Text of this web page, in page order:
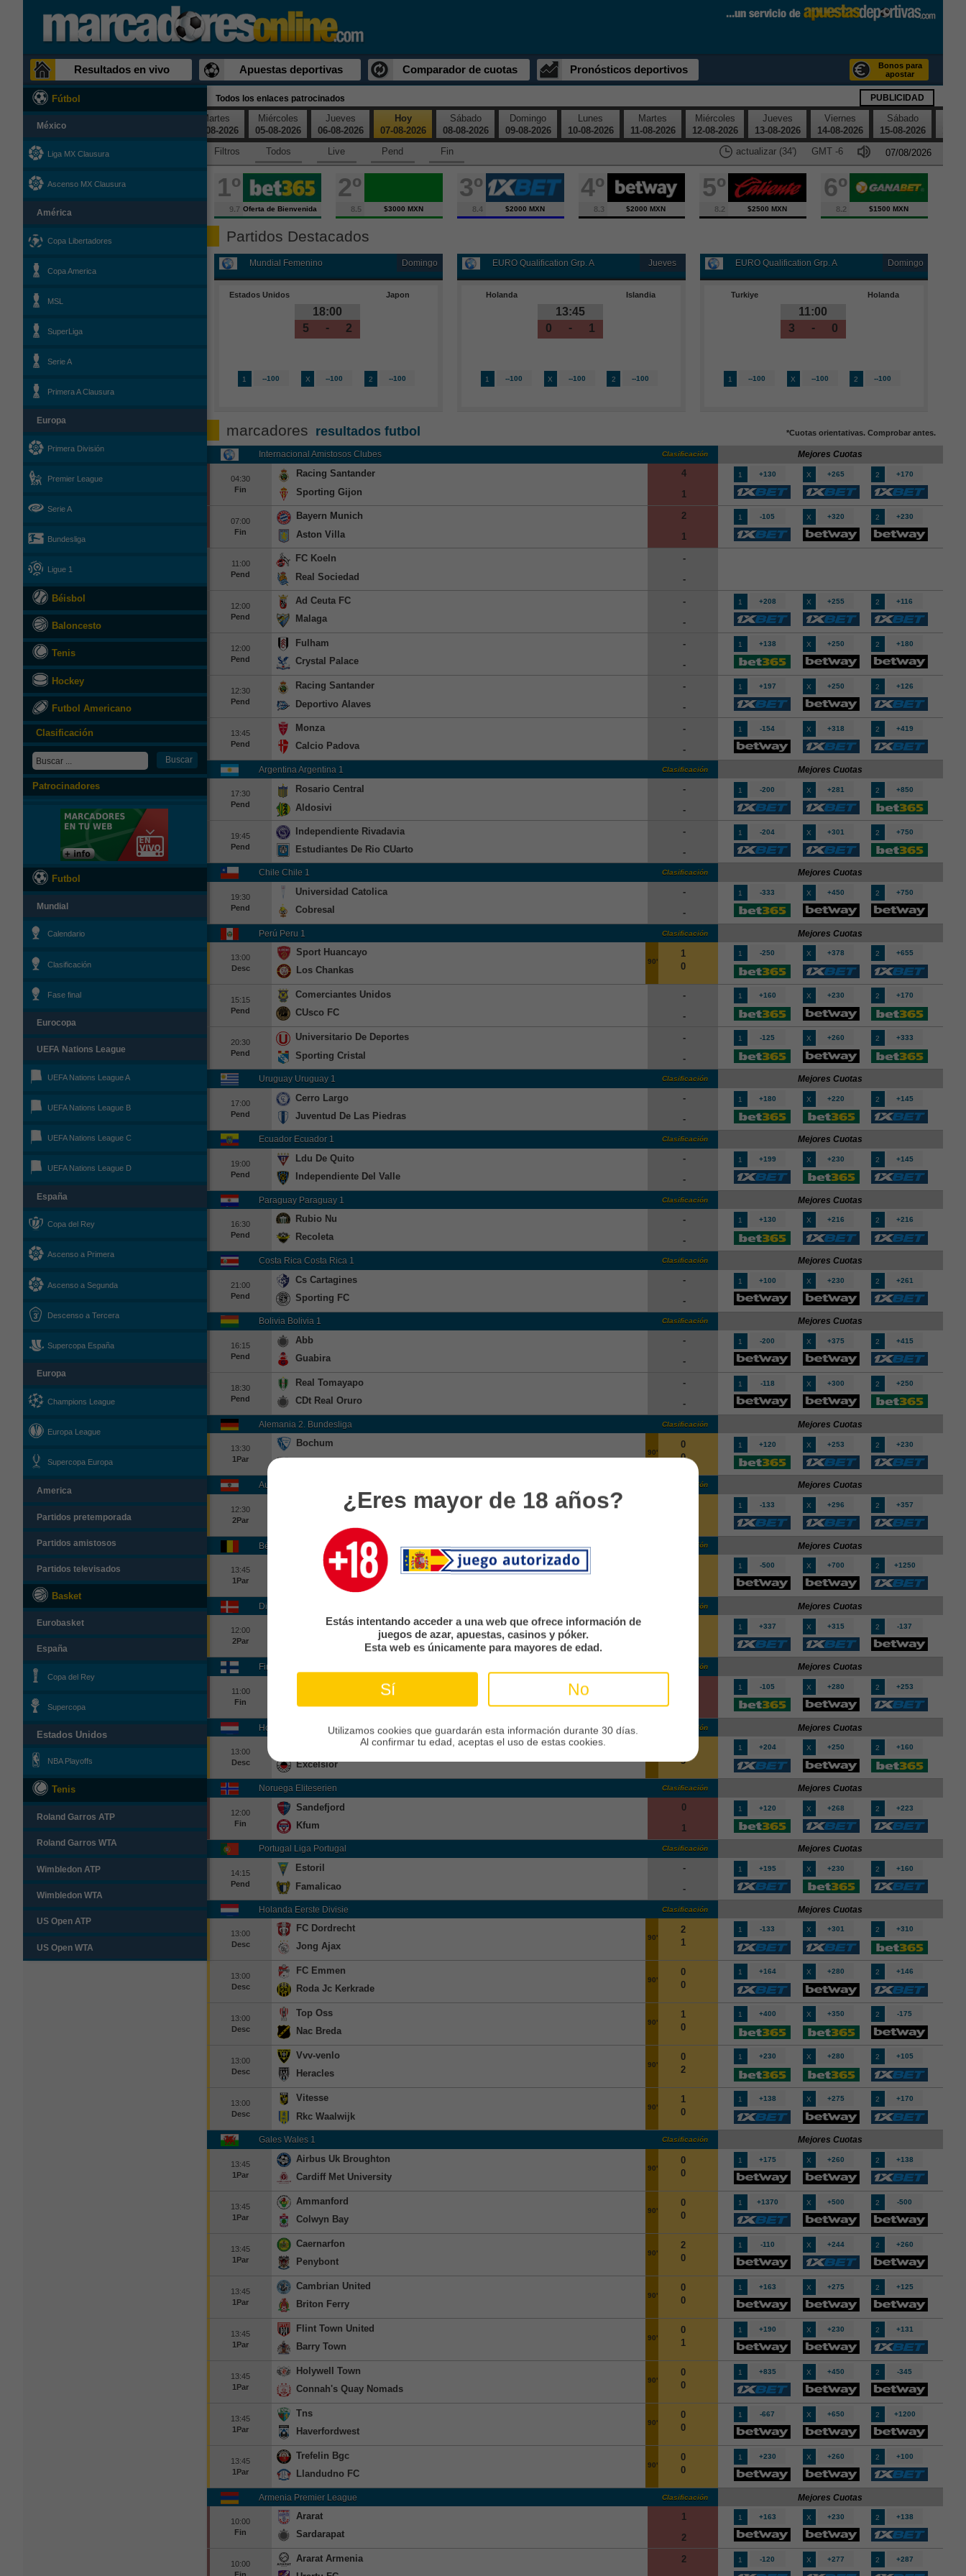
Resultados en vivo Apuestas deportivas Comparador de cuotas Pronósticos deportivos
Bonos para
apostar
Fútbol
México
Liga MX Clausura
Ascenso MX Clausura
América
Copa Libertadores
Copa America
MSL
SuperLiga
Serie A
Primera A Clausura
Europa
Primera División
Premier League
Serie A
Bundesliga
Ligue 1
Béisbol
Baloncesto
Tenis
Hockey
Futbol Americano
Clasificación
Patrocinadores
Futbol
Mundial
Calendario
Clasificación
Fase final
Eurocopa
UEFA Nations League
UEFA Nations League A
UEFA Nations League B
UEFA Nations League C
UEFA Nations League D
España
Copa del Rey
Ascenso a Primera
Ascenso a Segunda
Descenso a Tercera
Supercopa España
Europa
Champions League
Europa League
Supercopa Europa
America
Partidos pretemporada
Partidos amistosos
Partidos televisados
Basket
Eurobasket
España
Copa del Rey
Supercopa
Estados Unidos
NBA Playoffs
Tenis
Roland Garros ATP
Roland Garros WTA
Wimbledon ATP
Wimbledon WTA
US Open ATP
US Open WTA
Todos los enlaces patrocinados PUBLICIDAD
01-08-2026
Martes
04-08-2026
Miércoles
05-08-2026
Jueves
06-08-2026
Hoy
07-08-2026
Sábado
08-08-2026
Domingo
09-08-2026
Lunes
10-08-2026
Martes
11-08-2026
Miércoles
12-08-2026
Jueves
13-08-2026
Viernes
14-08-2026
Sábado
15-08-2026
Filtros
Todos Live Pend Fin GMT -6
actualizar (33')
1º
9.7 Oferta de Bienvenida
2º
8.5 $3000 MXN
3º
8.4 $2000 MXN
4º
8.3 $2000 MXN
5º
8.2 $2500 MXN
6º
8.2 $1500 MXN
Partidos Destacados
Mundial Femenino Domingo
Estados Unidos
18:00
5
- 2
Japon
1 --100 X --100 2 --100
EURO Qualification Grp. A Jueves
Holanda
13:45
0
- 1
Islandia
1 --100 X --100 2 --100
EURO Qualification Grp. A Domingo
Turkiye
11:00
3
- 0
Holanda
1 --100 X --100 2 --100
marcadores resultados futbol *Cuotas orientativas. Comprobar antes.
Internacional Amistosos Clubes Mejores Cuotas
Clasificación
04:30
Fin
Racing Santander
Sporting Gijon
4
1
1 +130 X +265 2 +170
07:00
Fin
Bayern Munich
Aston Villa
2
1
1 -105 X +320 2 +230
11:00
Pend
FC Koeln
Real Sociedad
-
-
12:00
Pend
Ad Ceuta FC
Malaga
-
-
1 +208 X +255 2 +116
12:00
Pend
Fulham
Crystal Palace
-
-
1 +138 X +250 2 +180
12:30
Pend
Racing Santander
Deportivo Alaves
-
-
1 +197 X +250 2 +126
13:45
Pend
Monza
Calcio Padova
-
-
1 -154 X +318 2 +419
Argentina Argentina 1 Mejores Cuotas
Clasificación
17:30
Pend
Rosario Central
Aldosivi
-
-
1 -200 X +281 2 +850
19:45
Pend
Independiente Rivadavia
Estudiantes De Rio CUarto
-
-
1 -204 X +301 2 +750
Chile Chile 1 Mejores Cuotas
Clasificación
19:30
Pend
Universidad Catolica
Cobresal
-
-
1 -333 X +450 2 +750
Perú Peru 1 Mejores Cuotas
Clasificación
13:00
Desc
Sport Huancayo
Los Chankas
90'
1
0
1 -250 X +378 2 +655
15:15
Pend
Comerciantes Unidos
CUsco FC
-
-
1 +160 X +230 2 +170
20:30
Pend
Universitario De Deportes
Sporting Cristal
-
-
1 -125 X +260 2 +333
Uruguay Uruguay 1 Mejores Cuotas
Clasificación
17:00
Pend
Cerro Largo
Juventud De Las Piedras
-
-
1 +180 X +220 2 +145
Ecuador Ecuador 1 Mejores Cuotas
Clasificación
19:00
Pend
Ldu De Quito
Independiente Del Valle
-
-
1 +199 X +230 2 +145
Paraguay Paraguay 1 Mejores Cuotas
Clasificación
16:30
Pend
Rubio Nu
Recoleta
-
-
1 +130 X +216 2 +216
Costa Rica Costa Rica 1 Mejores Cuotas
Clasificación
21:00
Pend
Cs Cartagines
Sporting FC
-
-
1 +100 X +230 2 +261
Bolivia Bolivia 1 Mejores Cuotas
Clasificación
16:15
Pend
Abb
Guabira
-
-
1 -200 X +375 2 +415
18:30
Pend
Real Tomayapo
CDt Real Oruro
-
-
1 -118 X +300 2 +250
Alemania 2. Bundesliga Mejores Cuotas
Clasificación
13:30
1Par
Bochum
Hertha Berlin
90'
0
0
1 +120 X +253 2 +230
Austria Bundesliga Mejores Cuotas
Clasificación
12:30
2Par
1 -133 X +296 2 +357
Bélgica Jupiler League Mejores Cuotas
Clasificación
13:45
1Par
Club Brugge
1 -500 X +700 2 +1250
Dinamarca Superligaen Mejores Cuotas
Clasificación
12:00
2Par
Soenderjyske Fodbold
1 +337 X +315 2 -137
Finlandia Veikkausliiga Mejores Cuotas
Clasificación
11:00
Fin
IF Gnistan
1 -105 X +280 2 +253
Holanda Eredivisie Mejores Cuotas
Clasificación
13:00
Desc
Excelsior
3
1 +204 X +250 2 +160
Noruega Eliteserien Mejores Cuotas
Clasificación
12:00
Fin
Sandefjord
Kfum
0
1
1 +120 X +268 2 +223
Portugal Liga Portugal Mejores Cuotas
Clasificación
14:15
Pend
Estoril
Famalicao
-
-
1 +195 X +230 2 +160
Holanda Eerste Divisie Mejores Cuotas
Clasificación
13:00
Desc
FC Dordrecht
Jong Ajax
90'
2
1
1 -133 X +301 2 +310
13:00
Desc
FC Emmen
Roda Jc Kerkrade
90'
0
0
1 +164 X +280 2 +146
13:00
Desc
Top Oss
Nac Breda
90'
1
0
1 +400 X +350 2 -175
13:00
Desc
Vvv-venlo
Heracles
90'
0
2
1 +230 X +280 2 +105
13:00
Desc
Vitesse
Rkc Waalwijk
90'
1
0
1 +138 X +275 2 +170
Gales Wales 1 Mejores Cuotas
Clasificación
13:45
1Par
Airbus Uk Broughton
Cardiff Met University
90'
0
0
1 +175 X +260 2 +138
13:45
1Par
Ammanford
Colwyn Bay
90'
0
0
1 +1370 X +500 2 -500
13:45
1Par
Caernarfon
Penybont
90'
2
0
1 -110 X +244 2 +260
13:45
1Par
Cambrian United
Briton Ferry
90'
0
0
1 +163 X +275 2 +125
13:45
1Par
Flint Town United
Barry Town
90'
0
1
1 +190 X +230 2 +131
13:45
1Par
Holywell Town
Connah's Quay Nomads
90'
0
0
1 +835 X +450 2 -345
13:45
1Par
Tns
Haverfordwest
90'
0
0
1 -667 X +650 2 +1200
13:45
1Par
Trefelin Bgc
Llandudno FC
90'
0
0
1 +230 X +260 2 +100
Armenia Premier League Mejores Cuotas
Clasificación
10:00
Fin
Ararat
Sardarapat
1
2
1 +163 X +230 2 +138
10:00
Ararat Armenia
2
1 -120 X +277 2 +287
¿Eres mayor de 18 años?
Estás intentando acceder a una web que ofrece información de
juegos de azar, apuestas, casinos y póker.
Esta web es únicamente para mayores de edad.
Sí No
Utilizamos cookies que guardarán esta información durante 30 días.
Al confirmar tu edad, aceptas el uso de estas cookies.